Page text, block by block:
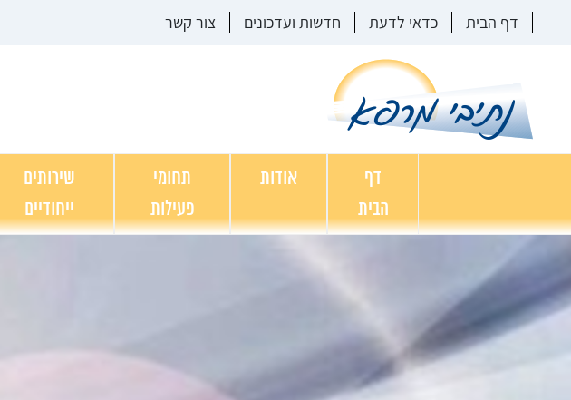
דף הבית כדאי לדעת חדשות ועדכונים צור קשר
דף
הבית
אודות
תחומי
פעילות
שירותים
ייחודיים